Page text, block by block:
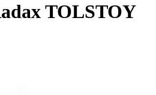
TOLSTOY